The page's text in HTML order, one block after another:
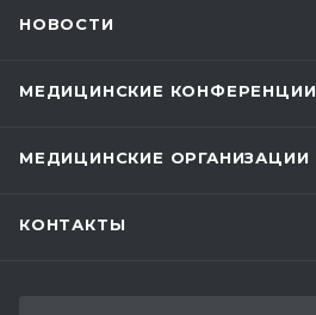
НОВОСТИ
МЕДИЦИНСКИЕ КОНФЕРЕНЦИИ
МЕДИЦИНСКИЕ ОРГАНИЗАЦИИ
КОНТАКТЫ